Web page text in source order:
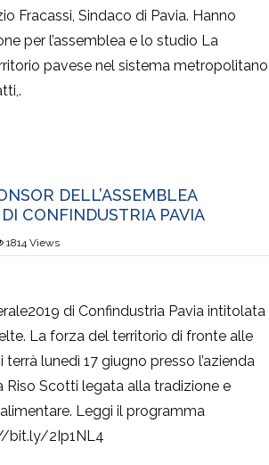
Fracassi, Sindaco di Pavia. Hanno
per l’assemblea e lo studio La
pavese nel sistema metropolitano
DELL’ASSEMBLEA
CONFINDUSTRIA PAVIA
1814 Views
di Confindustria Pavia​ intitolata
La forza del territorio di fronte alle
terrà lunedì 17 giugno presso l’azienda
Riso Scotti​ legata alla tradizione e
Leggi il programma
bit.ly/2Ip1NL4